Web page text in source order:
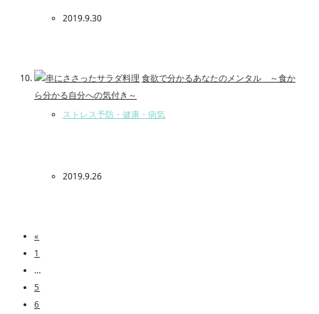
2019.9.30
食欲で分かるあなたのメンタル ～食か
ら分かる自分への気付き～
ストレス予防・健康・病気
2019.9.26
«
1
…
5
6